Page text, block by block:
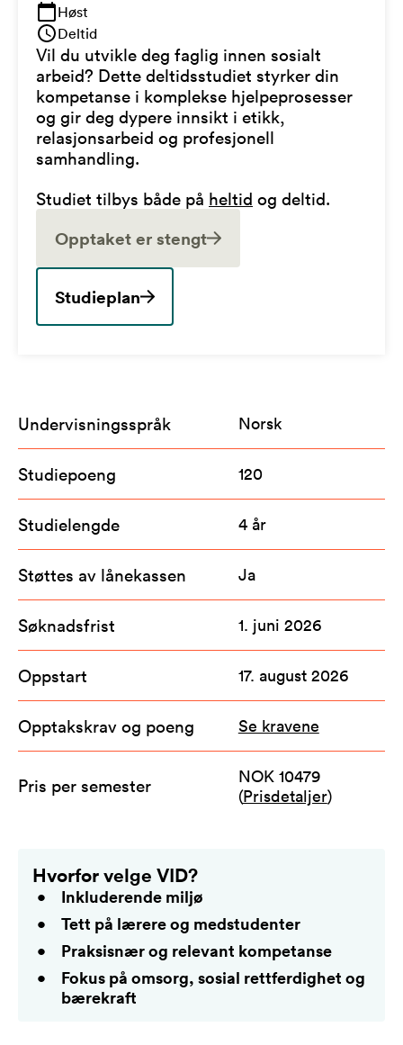
Høst
Deltid
Vil du utvikle deg faglig innen sosialt
arbeid? Dette deltidsstudiet styrker din
kompetanse i komplekse hjelpeprosesser
og gir deg dypere innsikt i etikk,
relasjonsarbeid og profesjonell
samhandling.
Studiet tilbys både på heltid og deltid.
Opptaket er stengt
Studieplan
Undervisningsspråk Norsk
Studiepoeng 120
Studielengde 4 år
Støttes av lånekassen Ja
Søknadsfrist 1. juni 2026
Oppstart 17. august 2026
Opptakskrav og poeng Se kravene
Pris per semester
NOK 10479
(Prisdetaljer)
Hvorfor velge VID?
Inkluderende miljø
Tett på lærere og medstudenter
Praksisnær og relevant kompetanse
Fokus på omsorg, sosial rettferdighet og
bærekraft